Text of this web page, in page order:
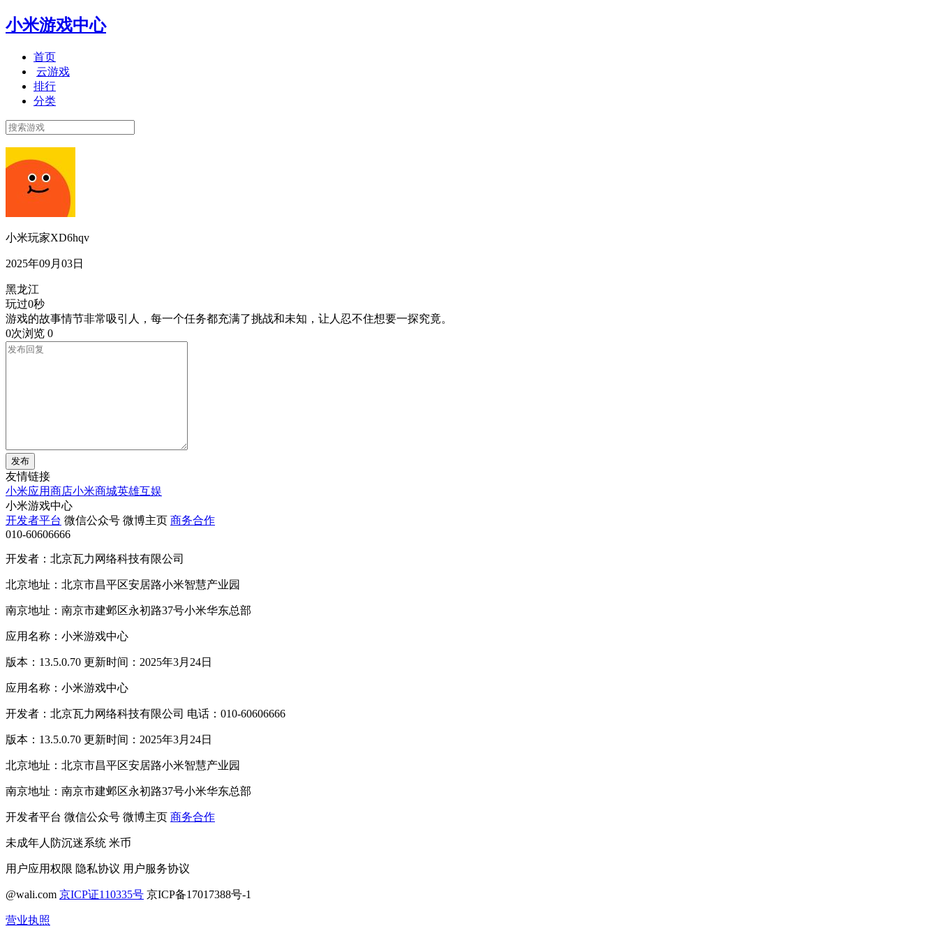
小米游戏中心
首页
云游戏
排行
分类
小米玩家XD6hqv
2025年09月03日
黑龙江
玩过0秒
游戏的故事情节非常吸引人，每一个任务都充满了挑战和未知，让人忍不住想要一探究竟。
0次浏览 0
发布
友情链接
小米应用商店小米商城英雄互娱
小米游戏中心
开发者平台 微信公众号 微博主页 商务合作
010-60606666
开发者：北京瓦力网络科技有限公司
北京地址：北京市昌平区安居路小米智慧产业园
南京地址：南京市建邺区永初路37号小米华东总部
应用名称：小米游戏中心
版本：13.5.0.70 更新时间：2025年3月24日
应用名称：小米游戏中心
开发者：北京瓦力网络科技有限公司 电话：010-60606666
版本：13.5.0.70 更新时间：2025年3月24日
北京地址：北京市昌平区安居路小米智慧产业园
南京地址：南京市建邺区永初路37号小米华东总部
开发者平台 微信公众号 微博主页 商务合作
未成年人防沉迷系统 米币
用户应用权限 隐私协议 用户服务协议
@wali.com 京ICP证110335号 京ICP备17017388号-1
营业执照